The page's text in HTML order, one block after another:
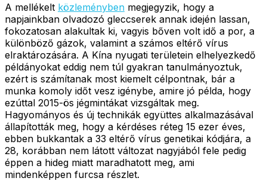
A mellékelt közleményben megjegyzik, hogy a
napjainkban olvadozó gleccserek annak idején lassan,
fokozatosan alakultak ki, vagyis bőven volt idő a por, a
különböző gázok, valamint a számos eltérő vírus
elraktározására. A Kína nyugati területein elhelyezkedő
példányokat eddig nem túl gyakran tanulmányoztuk,
ezért is számítanak most kiemelt célpontnak, bár a
munka komoly időt vesz igénybe, amire jó példa, hogy
ezúttal 2015-ös jégmintákat vizsgáltak meg.
Hagyományos és új technikák együttes alkalmazásával
állapították meg, hogy a kérdéses réteg 15 ezer éves,
ebben bukkantak a 33 eltérő vírus genetikai kódjára, a
28, korábban nem látott változat nagyjából fele pedig
éppen a hideg miatt maradhatott meg, ami
mindenképpen furcsa részlet.